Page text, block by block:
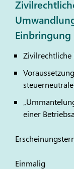
Einbringung
einer
Einmalig